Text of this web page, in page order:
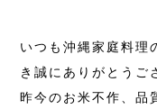
いつも沖縄家庭料
き誠にありがとうご
昨今のお米不作、品